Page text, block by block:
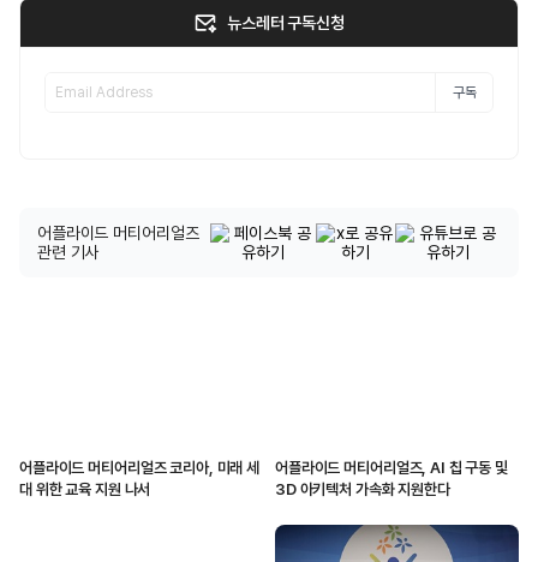
뉴스레터 구독신청
구독
어플라이드 머티어리얼즈
관련 기사
어플라이드 머티어리얼즈 코리아, 미래 세
대 위한 교육 지원 나서
어플라이드 머티어리얼즈, AI 칩 구동 및
3D 아키텍처 가속화 지원한다